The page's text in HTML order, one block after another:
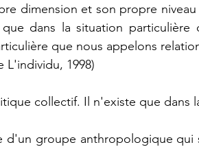
dimension et son propre
dans la situation particulière
que nous appelons
L'individu, 1998)
collectif. Il n'existe que dans
d'un groupe anthropologique